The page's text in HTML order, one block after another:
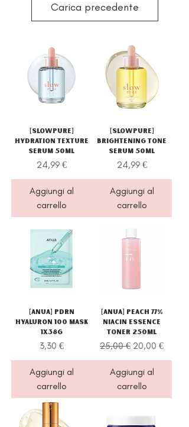
Carica precedente
[Slowpure]
Hydration Texture
Serum 50ml
Prezzo
24,99 €
Aggiungi al
carrello
[Slowpure]
Brightening Tone
Serum 50ml
Prezzo
24,99 €
Aggiungi al
carrello
[Anua] PDRN
Hyaluron 100 Mask
1x38g
Prezzo
3,30 €
Aggiungi al
carrello
[Anua] Peach 77%
Niacin Essence
Toner 250ml
Prezzo regolare
25,00 € Prezzo
20,00 €
Aggiungi al
carrello